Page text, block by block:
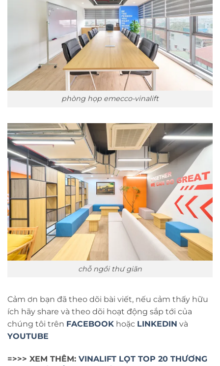
phòng họp emecco-vinalift
chỗ ngồi thư giãn
Cảm ơn bạn đã theo dõi bài viết, nếu cảm thấy hữu
ích hãy share và theo dõi hoạt động sắp tới của
chúng tôi trên FACEBOOK hoặc LINKEDIN và
YOUTUBE
=>>> XEM THÊM: VINALIFT LỌT TOP 20 THƯƠNG